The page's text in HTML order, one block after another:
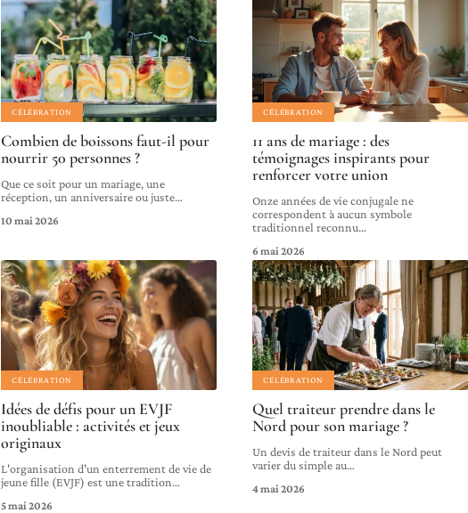
CÉLÉBRATION
Combien de boissons faut-il pour
nourrir 50 personnes ?
Que ce soit pour un mariage, une
réception, un anniversaire ou juste…
10 mai 2026
CÉLÉBRATION
11 ans de mariage : des
témoignages inspirants pour
renforcer votre union
Onze années de vie conjugale ne
correspondent à aucun symbole
traditionnel reconnu…
6 mai 2026
CÉLÉBRATION
Idées de défis pour un EVJF
inoubliable : activités et jeux
originaux
L'organisation d'un enterrement de vie de
jeune fille (EVJF) est une tradition…
5 mai 2026
CÉLÉBRATION
Quel traiteur prendre dans le
Nord pour son mariage ?
Un devis de traiteur dans le Nord peut
varier du simple au…
4 mai 2026